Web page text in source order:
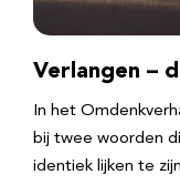
Verlangen –
In het
bij twee woorden
identiek lijken te